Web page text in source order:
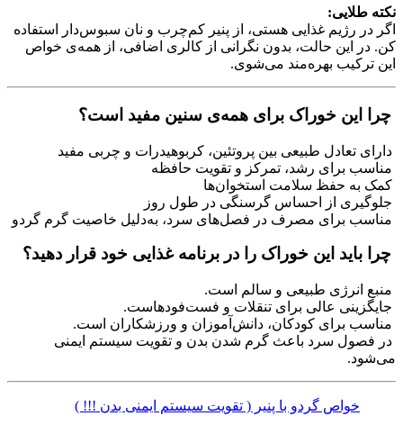
نکته طلایی:
اگر در رژیم غذایی هستی، از پنیر کم‌چرب و نان سبوس‌دار استفاده
کن. در این حالت، بدون نگرانی از کالری اضافی، از همه‌ی خواص
این ترکیب بهره‌مند می‌شوی.
چرا این خوراک برای همه‌ی سنین مفید است؟
دارای تعادل طبیعی بین پروتئین، کربوهیدرات و چربی مفید
مناسب برای رشد، تمرکز و تقویت حافظه
کمک به حفظ سلامت استخوان‌ها
جلوگیری از احساس گرسنگی در طول روز
مناسب برای مصرف در فصل‌های سرد، به‌دلیل خاصیت گرم گردو
چرا باید این خوراک را در برنامه غذایی خود قرار دهید؟
منبع انرژی طبیعی و سالم است.
جایگزینی عالی برای تنقلات و فست‌فودهاست.
مناسب برای کودکان، دانش‌آموزان و ورزشکاران است.
در فصول سرد باعث گرم شدن بدن و تقویت سیستم ایمنی
می‌شود.
خواص گردو با پنیر ( تقویت سیستم ایمنی بدن !!! )